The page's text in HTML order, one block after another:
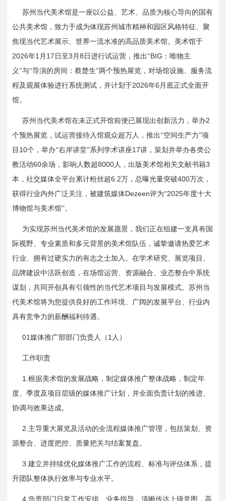
苏州当代美术馆是一座以公益、艺术、品质为核心导向的国有
公共美术馆，致力于成为体现苏州城市精神和园区风格特征、聚
焦现当代艺术展示、世界一流水准的高品质美术馆。美术馆于
2026年1 月 17 日至3 月8 日进行试运营，推出“BIG ：唯物主
义”与“导演的房间：蔡楚生”两个预热展览，对场馆设施、服务流
程及观展体验进行系统测试，并计划于2026年6 月底正式全面开
馆。
苏州当代美术馆在未正式开馆前便已展现出创新活力，举办2
个预热展览，试运营接待入馆观众超万人，推出“空间生产力”项
目 10个，举办“右岸讲堂”系列学术讲座17讲，策划并举办各类公
教活动60余场，影响人数超8000 人，出版美术馆相关文献书籍3
本，社交媒体全平台累计粉丝超6.2万，总曝光量突破400万次，
获得行业内外广泛关注，被建筑媒体Dezeen评为“2025年度十大
博物馆与美术馆”。
为实现苏州当代美术馆的发展愿景，我们正在组建一支具有国
际视野、专业素质和多元背景的美术馆队伍，诚挚邀请热爱艺术
行业、拥有过硬实力的有志之士加入。在学术研究、展览项目、
品牌建设中活跃创造，在场馆运营、资源融合、业态整合中系统
谋划，共同开创具有引领性的当代艺术项目与发展模式。苏州当
代美术馆将为您提供良好的工作环境、广阔的发展平台、行业内
具有竞争力的薪酬福利待遇。
01媒体推广部部门负责人（ 1 人）
工作职责
1.根据美术馆的发展战略，制定媒体推广整体战略，制定年
度、季度及项目层级的媒体推广计划，并全面负责计划的推进、
协调与效果达成。
2. 主导重大展览及活动的全流程媒体推广管理，包括策划、资
源整合、进度把控、质量把关与结案复盘。
3.建立并持续优化媒体推广工作的流程、标准与评估体系，提
升团队整体执行效率与专业水平。
4.负责部门日常工作安排、业务指导，清晰传达上级意图，高